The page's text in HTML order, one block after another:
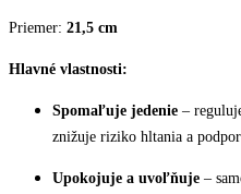
Priemer: 21,5 cm
Hlavné vlastnosti:
Spomaľuje jedenie –
znižuje riziko hltania a
Upokojuje a uvoľňuje –